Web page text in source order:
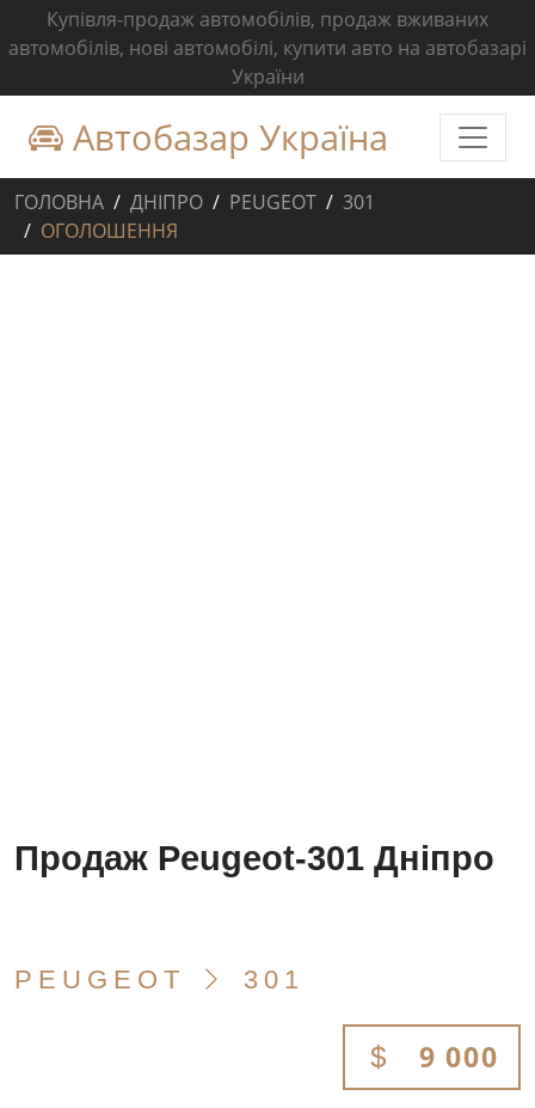
Купівля-продаж автомобілів, продаж вживаних
автомобілів, нові автомобілі, купити авто на автобазарі
України
Автобазар Україна
ГОЛОВНА ДНІПРО PEUGEOT
301
ОГОЛОШЕННЯ
Продаж Peugeot-301 Дніпро
PEUGEOT 301
9 000